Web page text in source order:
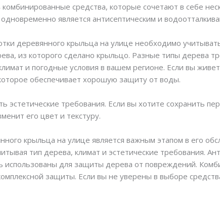
средства, которые сочетают в себе
является антисептическим и
деревянного крыльца на улице необходимо
из которого сделано крыльцо. Разные типы дерева
и погодные условия в вашем регионе. Если вы
обеспечивает хорошую защиту от воды.
эстетические требования. Если вы хотите сохранить
его цвет и текстуру.
крыльца на улице является важным этапом в его
тип дерева, климат и эстетические требования.
использованы для защиты дерева от повреждений.
защиты. Если вы не уверены в выборе